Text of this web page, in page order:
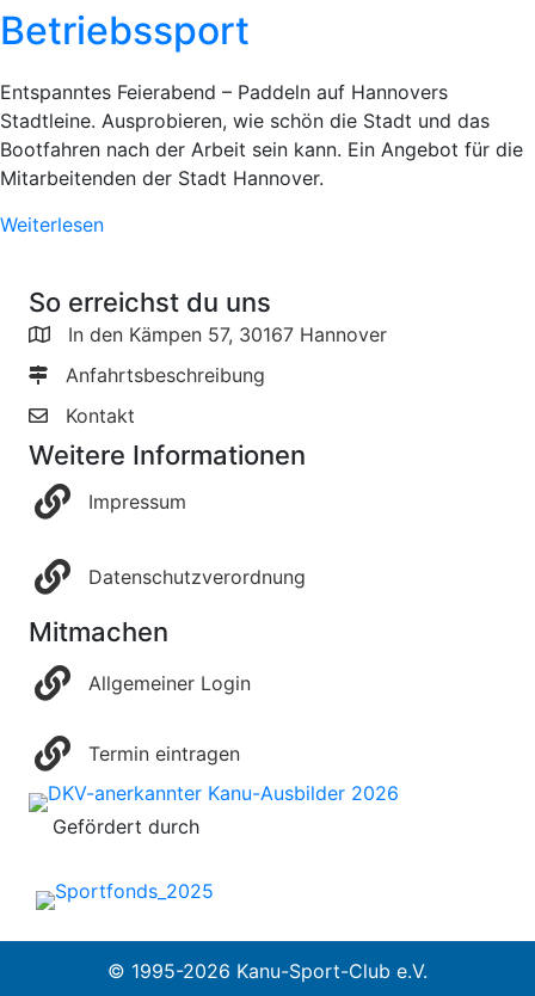
Betriebssport
Entspanntes Feierabend – Paddeln auf Hannovers
Stadtleine. Ausprobieren, wie schön die Stadt und das
Bootfahren nach der Arbeit sein kann. Ein Angebot für die
Mitarbeitenden der Stadt Hannover.
Weiterlesen
So erreichst du uns
In den Kämpen 57, 30167 Hannover
Anfahrtsbeschreibung
Kontakt
Weitere Informationen
Impressum
Datenschutzverordnung
Mitmachen
Allgemeiner Login
Termin eintragen
Gefördert durch
© 1995-2026 Kanu-Sport-Club e.V.